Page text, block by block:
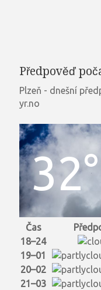
Předpověď
Plzeň - dnešní
yr.no
Čas
18–24
19–01
20–02
21–03